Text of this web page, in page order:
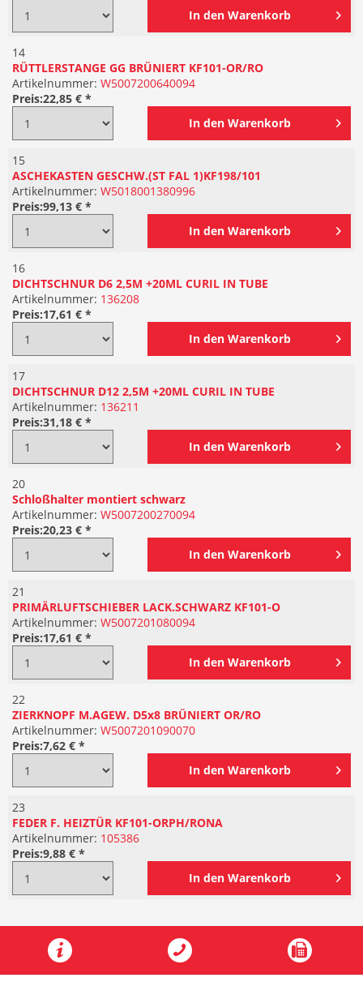
In den Warenkorb
14
RÜTTLERSTANGE GG BRÜNIERT KF101-OR/RO
Artikelnummer: W5007200640094
Preis:22,85 € *
In den Warenkorb
15
ASCHEKASTEN GESCHW.(ST FAL 1)KF198/101
Artikelnummer: W5018001380996
Preis:99,13 € *
In den Warenkorb
16
DICHTSCHNUR D6 2,5M +20ML CURIL IN TUBE
Artikelnummer: 136208
Preis:17,61 € *
In den Warenkorb
17
DICHTSCHNUR D12 2,5M +20ML CURIL IN TUBE
Artikelnummer: 136211
Preis:31,18 € *
In den Warenkorb
20
Schloßhalter montiert schwarz
Artikelnummer: W5007200270094
Preis:20,23 € *
In den Warenkorb
21
PRIMÄRLUFTSCHIEBER LACK.SCHWARZ KF101-O
Artikelnummer: W5007201080094
Preis:17,61 € *
In den Warenkorb
22
ZIERKNOPF M.AGEW. D5x8 BRÜNIERT OR/RO
Artikelnummer: W5007201090070
Preis:7,62 € *
In den Warenkorb
23
FEDER F. HEIZTÜR KF101-ORPH/RONA
Artikelnummer: 105386
Preis:9,88 € *
In den Warenkorb